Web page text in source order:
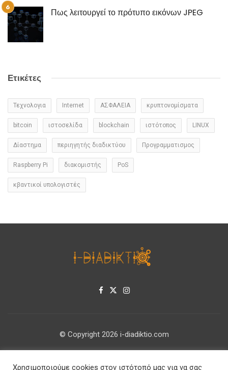
Πως λειτουργεί το πρότυπο εικόνων JPEG
Ετικέτες
Τεχνολογια Internet ΑΣΦΑΛΕΙΑ κρυπτονομίσματα
bitcoin ιστοσελίδα blockchain ιστότοπος LINUX
Δίαστημα περιηγητής διαδικτύου Προγραμματισμος
Raspberry Pi διακομιστής PoS
κβαντικοί υπολογιστές
© Copyright 2026 i-diadiktio.com
Χρησιμοποιούμε cookies στον ιστότοπό μας για να σας